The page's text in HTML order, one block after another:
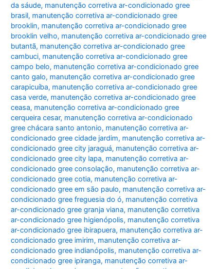
da sáude, manutenção corretiva ar-condicionado gree
brasil, manutenção corretiva ar-condicionado gree
brooklin, manutenção corretiva ar-condicionado gree
brooklin velho, manutenção corretiva ar-condicionado gree
butantã, manutenção corretiva ar-condicionado gree
cambuci, manutenção corretiva ar-condicionado gree
campo belo, manutenção corretiva ar-condicionado gree
canto galo, manutenção corretiva ar-condicionado gree
carapicuíba, manutenção corretiva ar-condicionado gree
casa verde, manutenção corretiva ar-condicionado gree
ceasa, manutenção corretiva ar-condicionado gree
cerqueira cesar, manutenção corretiva ar-condicionado
gree chácara santo antonio, manutenção corretiva ar-
condicionado gree cidade jardim, manutenção corretiva ar-
condicionado gree city jaraguá, manutenção corretiva ar-
condicionado gree city lapa, manutenção corretiva ar-
condicionado gree consolação, manutenção corretiva ar-
condicionado gree cotia, manutenção corretiva ar-
condicionado gree em são paulo, manutenção corretiva ar-
condicionado gree freguesia do ó, manutenção corretiva
ar-condicionado gree granja viana, manutenção corretiva
ar-condicionado gree higienópolis, manutenção corretiva
ar-condicionado gree ibirapuera, manutenção corretiva ar-
condicionado gree imirim, manutenção corretiva ar-
condicionado gree indianópolis, manutenção corretiva ar-
condicionado gree ipiranga, manutenção corretiva ar-